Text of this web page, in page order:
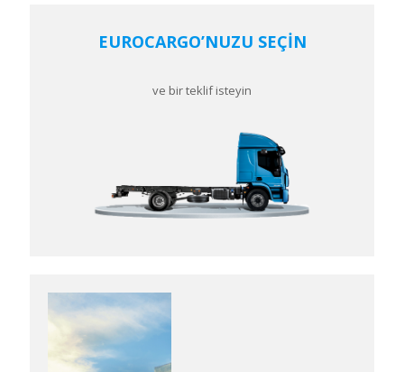
​​EUROCARGO​​’NUZU SEÇİN
​​ve bir teklif isteyin​